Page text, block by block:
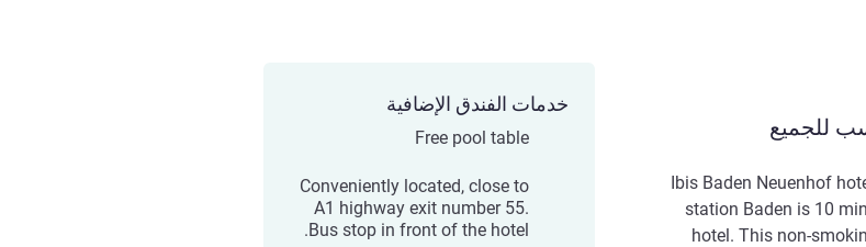
للجميع
Ibis Baden Neuenhof
station Baden is 10
hotel. This non-
خدمات الفندق الإضافية
Free pool table
Conveniently located, close to
A1 highway exit number 55.
Bus stop in front of the hotel.